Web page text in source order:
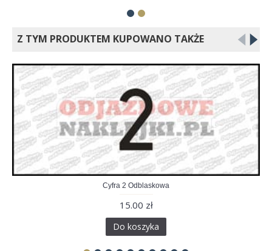
Z TYM PRODUKTEM KUPOWANO TAKŻE
Cyfra 2 Odblaskowa
15.00 zł
Do koszyka